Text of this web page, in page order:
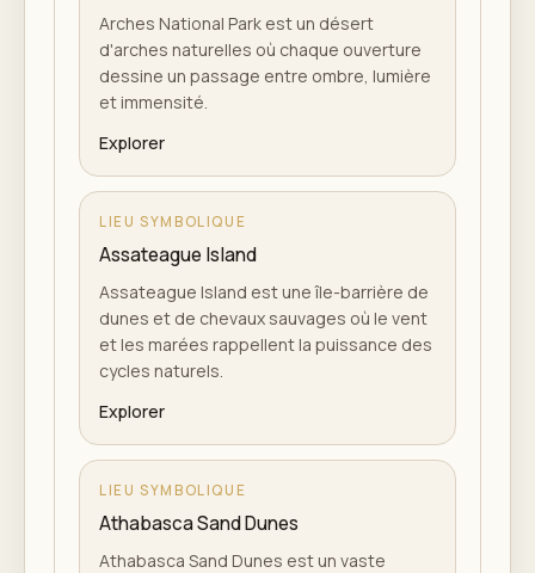
Arches National Park est un désert
d'arches naturelles où chaque ouverture
dessine un passage entre ombre, lumière
et immensité.
Explorer
LIEU SYMBOLIQUE
Assateague Island
Assateague Island est une île-barrière de
dunes et de chevaux sauvages où le vent
et les marées rappellent la puissance des
cycles naturels.
Explorer
LIEU SYMBOLIQUE
Athabasca Sand Dunes
Athabasca Sand Dunes est un vaste